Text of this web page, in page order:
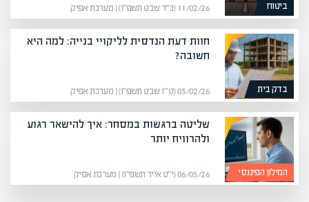
ביטוח 11/02/26 (כ״ד שבט תשפ״ו) | מערכת אפיק
בדק בית
חוות דעת הנדסית לליקויי בנייה: למה היא
חשובה?
03/02/26 (ט״ז שבט תשפ״ו) | מערכת אפיק
המילון הפיננסי
שליטה ברגשות במסחר: איך להישאר רגוע
ולהרוויח יותר
06/05/26 (י״ט אייר תשפ״ו) | מערכת אפיק